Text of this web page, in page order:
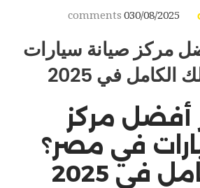
30/08/2025
0
مركز صيانة سيارات
في 2025
أفضل مركز
في مصر؟
في 2025